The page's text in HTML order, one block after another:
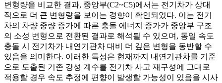
변형량을 비교한 결과, 중앙부(C2~C5)에서는 전기차가 상대
적으로 더 큰 변형량을 보이는 경향이 확인되었다. 이는 전기
차의 차량 중량 증가에 따른 충돌 에너지 증가가 중앙부 구조
의 소성 변형으로 전환된 결과로 해석될 수 있으며, 동일 속도
충돌 시 전기차가 내연기관차 대비 더 깊은 변형을 동반할 수
있음을 의미한다. 이러한 특성은 현재까지 내연기관차를 기준
으로 도출된 기존 강성 계수를 전기차 사고 재구성에 그대로
적용할 경우 속도 추정에 편향이 발생할 가능성이 있음을 시사